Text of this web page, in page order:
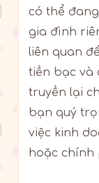
có thể
gia đình
liên quan
tiền bạc và
truyền lại
bạn quý
việc kinh
hoặc chính